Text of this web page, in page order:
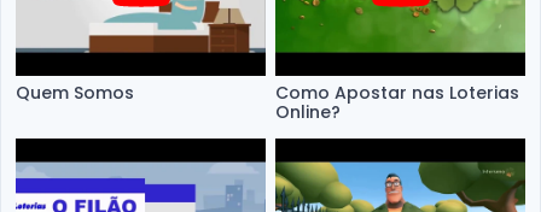
Quem Somos
Como Apostar nas Loterias
Online?